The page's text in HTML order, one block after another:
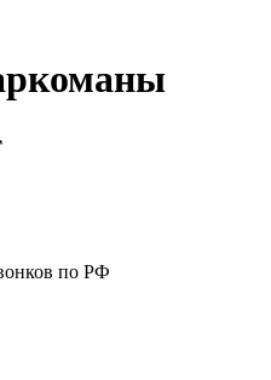
по РФ